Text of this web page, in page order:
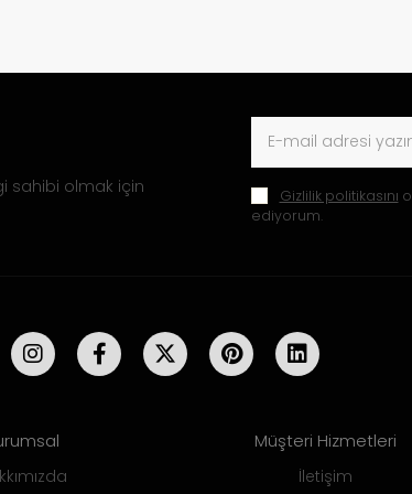
sahibi olmak için
Gizlilik politikasını
ediyorum.
Müşteri Hizmetleri
İletişim